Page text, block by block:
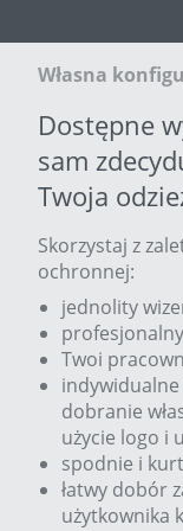
Własna
Dostępne
sam
Twoja
Skorzystaj z
ochronnej:
jednolity
Twoi
dobranie
użycie logo i
spodnie i
łatwy dobór
użytkownika